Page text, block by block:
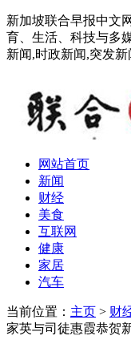
新加坡联合早报中文
育、生活、科技与多
新闻,时政新闻,突发新
网站首页
新闻
财经
美食
互联网
健康
家居
汽车
当前位置： 主页 > 财
家英与司徒惠霞恭贺